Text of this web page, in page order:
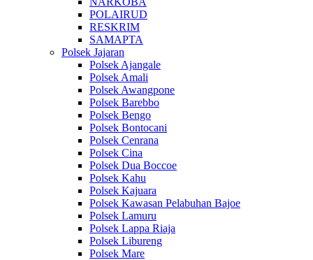
POLAIRUD
RESKRIM
SAMAPTA
Polsek Jajaran
Polsek Ajangale
Polsek Amali
Polsek Awangpone
Polsek Barebbo
Polsek Bengo
Polsek Bontocani
Polsek Cenrana
Polsek Cina
Polsek Dua Boccoe
Polsek Kahu
Polsek Kajuara
Polsek Kawasan Pelabuhan Bajoe
Polsek Lamuru
Polsek Lappa Riaja
Polsek Libureng
Polsek Mare